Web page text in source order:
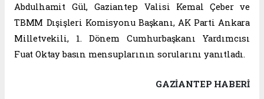
Abdulhamit Gül, Gaziantep Valisi Kemal Çeber ve
TBMM Dışişleri Komisyonu Başkanı, AK Parti Ankara
Milletvekili, 1. Dönem Cumhurbaşkanı Yardımcısı
Fuat Oktay basın mensuplarının sorularını yanıtladı.
GAZIANTEP HABERİ